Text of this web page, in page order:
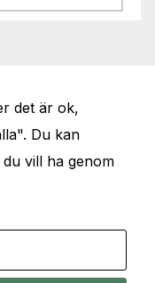
det är ok,
Du kan
vill ha genom